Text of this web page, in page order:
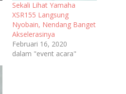
Sekali Lihat Yamaha
XSR155 Langsung
Nyobain, Nendang Banget
Akselerasinya
Februari 16, 2020
dalam "event acara"